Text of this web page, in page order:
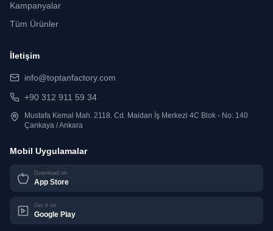
Kampanyalar
Tüm Ürünler
İletişim
info@toptanfactory.com
+90 312 911 59 34
Mustafa Kemal Mah. 2118. Cd. Maidan İş Merkezi 4C Blok - No: 140
Çankaya / Ankara
Mobil Uygulamalar
Download on
App Store
Get it on
Google Play